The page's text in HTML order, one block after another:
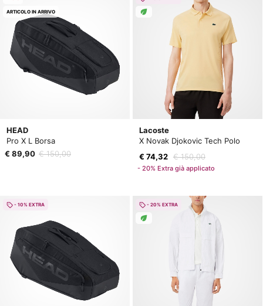
HEAD
Pro X L Borsa
€ 89,90 € 150,00
ARTICOLO IN ARRIVO
Lacoste
X Novak Djokovic Tech Polo
€ 74,32 € 150,00
- 20% Extra già applicato
- 10% EXTRA - 20% EXTRA